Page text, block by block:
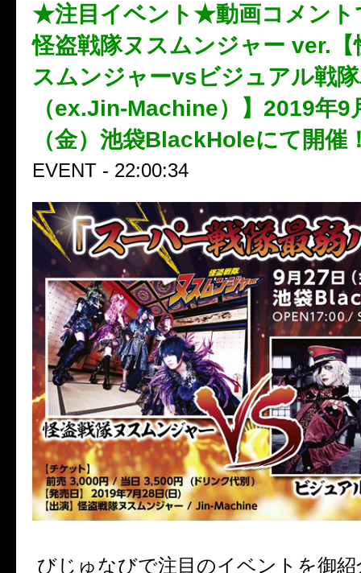
★注目イベント★動画コメント
怪盗戦隊ヌスムンジャー ver.【
スムンジャーvsビジュアル戦
（ex.Jin-Machine）】2019年9
（金）池袋BlackHoleにて開催
EVENT - 22:00:34
びじゅなびで注目のイベントを御